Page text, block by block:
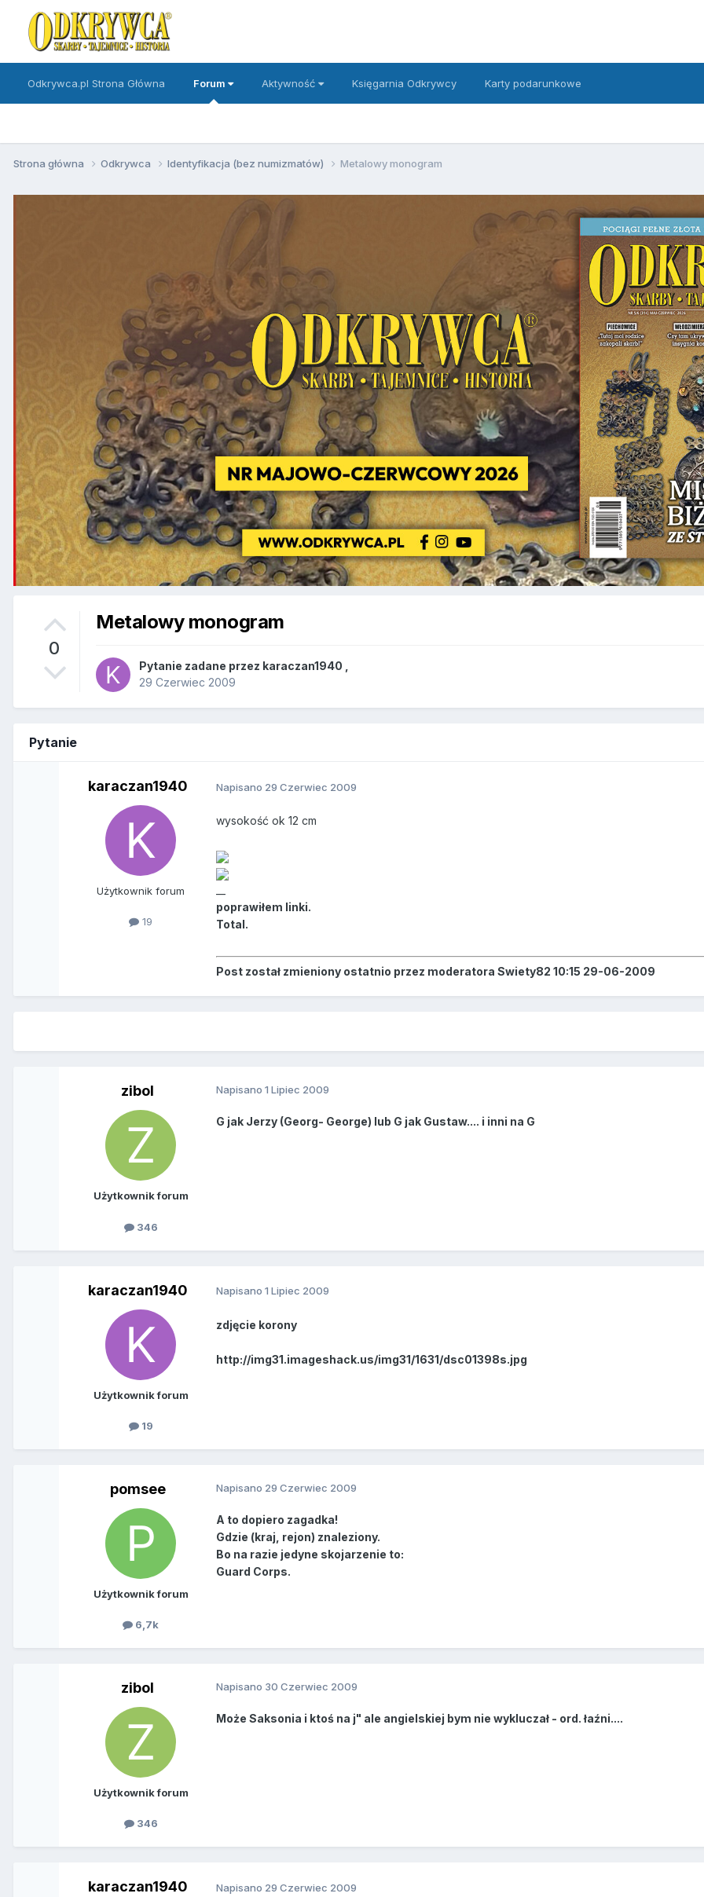
Odkrywca.pl Strona Główna Forum Aktywność Księgarnia Odkrywcy Karty podarunkowe
Strona główna Odkrywca Identyfikacja (bez numizmatów) Metalowy monogram
0
Metalowy monogram
Pytanie zadane przez karaczan1940
29 Czerwiec 2009
Pytanie
karaczan1940
Użytkownik forum
19
Napisano 29 Czerwiec 2009
wysokość ok 12 cm
poprawiłem linki.
Total.
Post został zmieniony ostatnio przez moderatora Swiety82 10:15 29-06-2009
zibol
Użytkownik forum
346
Napisano1 Lipiec 2009
G jak Jerzy (Georg- George) lub G jak Gustaw.... i inni na G
karaczan1940
Użytkownik forum
19
Napisano1 Lipiec 2009
zdjęcie korony
http://img31.imageshack.us/img31/1631/dsc01398s.jpg
pomsee
Użytkownik forum
6,7k
Napisano 29 Czerwiec 2009
A to dopiero zagadka!
Gdzie (kraj, rejon) znaleziony.
Bo na razie jedyne skojarzenie to:
Guard Corps.
zibol
Użytkownik forum
346
Napisano 30 Czerwiec 2009
Może Saksonia i ktoś na j" ale angielskiej bym nie wykluczał - ord. łaźni....
karaczan1940 Napisano 29 Czerwiec 2009